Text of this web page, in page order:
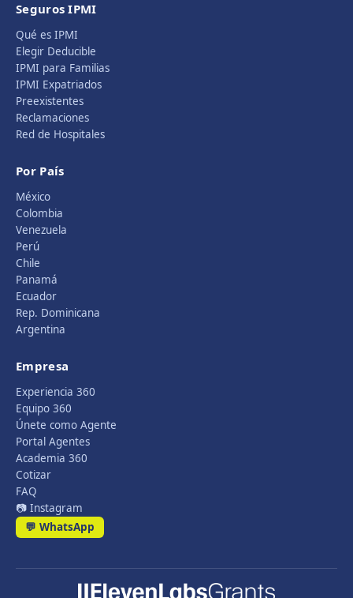
Seguros IPMI
Qué es IPMI
Elegir Deducible
IPMI para Familias
IPMI Expatriados
Preexistentes
Reclamaciones
Red de Hospitales
Por País
México
Colombia
Venezuela
Perú
Chile
Panamá
Ecuador
Rep. Dominicana
Argentina
Empresa
Experiencia 360
Equipo 360
Únete como Agente
Portal Agentes
Academia 360
Cotizar
FAQ
📷 Instagram
💬 WhatsApp